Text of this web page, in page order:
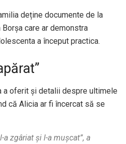
deține documente de la
care ar demonstra
a început practica.
a oferit și detalii despre ultimele
că Alicia ar fi încercat să se
a zgâriat și l-a mușcat”, a